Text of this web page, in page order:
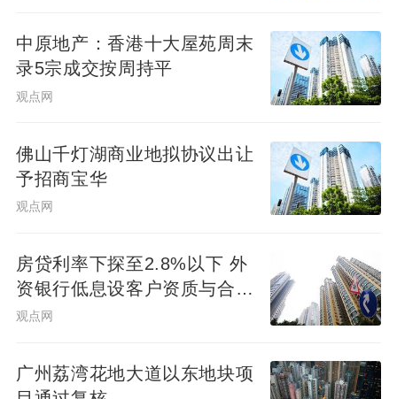
中原地产：香港十大屋苑周末
录5宗成交按周持平
观点网
佛山千灯湖商业地拟协议出让
予招商宝华
观点网
房贷利率下探至2.8%以下 外
资银行低息设客户资质与合作
渠道门槛
观点网
广州荔湾花地大道以东地块项